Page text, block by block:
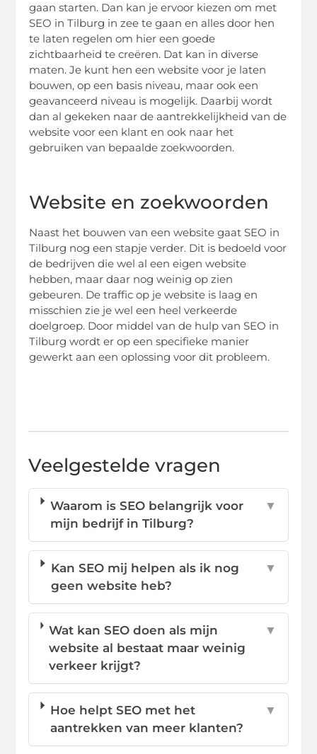
gaan starten. Dan kan je ervoor kiezen om met
SEO in Tilburg in zee te gaan en alles door hen
te laten regelen om hier een goede
zichtbaarheid te creëren. Dat kan in diverse
maten. Je kunt hen een website voor je laten
bouwen, op een basis niveau, maar ook een
geavanceerd niveau is mogelijk. Daarbij wordt
dan al gekeken naar de aantrekkelijkheid van de
website voor een klant en ook naar het
gebruiken van bepaalde zoekwoorden.
Website en zoekwoorden
Naast het bouwen van een website gaat SEO in
Tilburg nog een stapje verder. Dit is bedoeld voor
de bedrijven die wel al een eigen website
hebben, maar daar nog weinig op zien
gebeuren. De traffic op je website is laag en
misschien zie je wel een heel verkeerde
doelgroep. Door middel van de hulp van SEO in
Tilburg wordt er op een specifieke manier
gewerkt aan een oplossing voor dit probleem.
Veelgestelde vragen
Waarom is SEO belangrijk voor
mijn bedrijf in Tilburg?
▼
Kan SEO mij helpen als ik nog
geen website heb?
▼
Wat kan SEO doen als mijn
website al bestaat maar weinig
verkeer krijgt?
▼
Hoe helpt SEO met het
aantrekken van meer klanten?
▼